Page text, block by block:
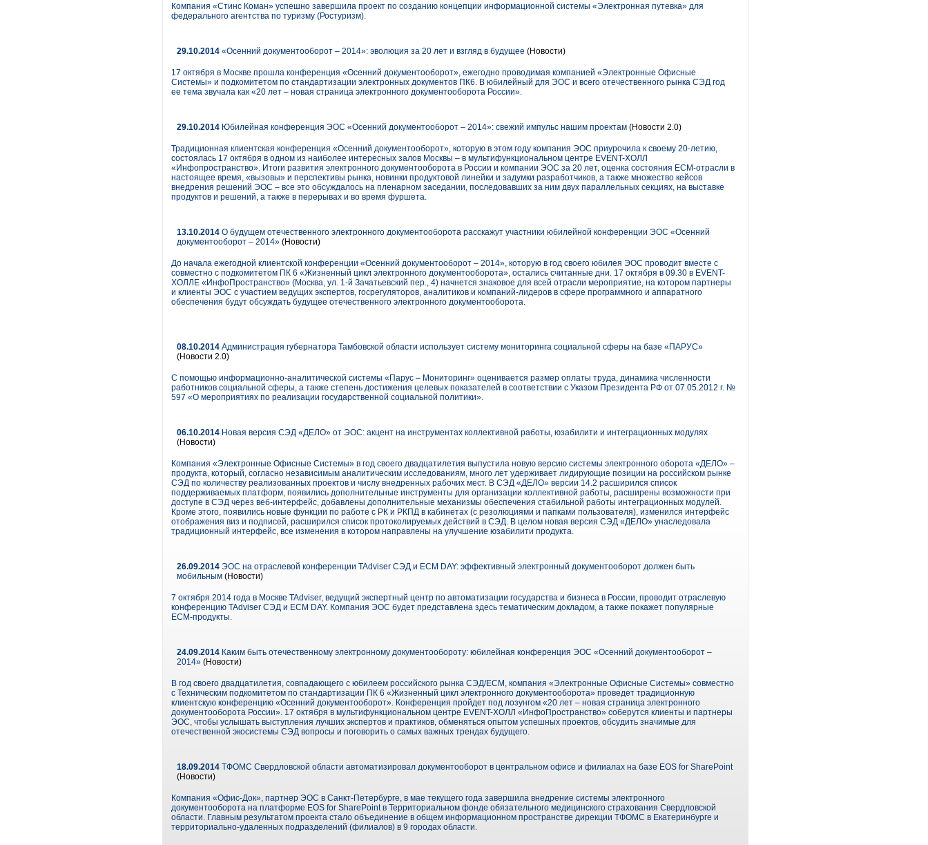
Компания «Стинс Коман» успешно завершила проект по созданию концепции информационной системы «Электронная путевка» для
федерального агентства по туризму (Ростуризм).
29.10.2014 «Осенний документооборот – 2014»: эволюция за 20 лет и взгляд в будущее (Новости)
17 октября в Москве прошла конференция «Осенний документооборот», ежегодно проводимая компанией «Электронные Офисные
Системы» и подкомитетом по стандартизации электронных документов ПК6. В юбилейный для ЭОС и всего отечественного рынка СЭД год
ее тема звучала как «20 лет – новая страница электронного документооборота России».
29.10.2014 Юбилейная конференция ЭОС «Осенний документооборот – 2014»: свежий импульс нашим проектам (Новости 2.0)
Традиционная клиентская конференция «Осенний документооборот», которую в этом году компания ЭОС приурочила к своему 20-летию,
состоялась 17 октября в одном из наиболее интересных залов Москвы – в мультифункциональном центре EVENT-ХОЛЛ
«Инфопространство». Итоги развития электронного документооборота в России и компании ЭОС за 20 лет, оценка состояния ECM-отрасли в
настоящее время, «вызовы» и перспективы рынка, новинки продуктовой линейки и задумки разработчиков, а также множество кейсов
внедрения решений ЭОС – все это обсуждалось на пленарном заседании, последовавших за ним двух параллельных секциях, на выставке
продуктов и решений, а также в перерывах и во время фуршета.
13.10.2014 О будущем отечественного электронного документооборота расскажут участники юбилейной конференции ЭОС «Осенний
документооборот – 2014» (Новости)
До начала ежегодной клиентской конференции «Осенний документооборот – 2014», которую в год своего юбилея ЭОС проводит вместе с
совместно с подкомитетом ПК 6 «Жизненный цикл электронного документооборота», остались считанные дни. 17 октября в 09.30 в EVENT-
ХОЛЛЕ «ИнфоПространство» (Москва, ул. 1-й Зачатьевский пер., 4) начнется знаковое для всей отрасли мероприятие, на котором партнеры
и клиенты ЭОС с участием ведущих экспертов, госрегуляторов, аналитиков и компаний-лидеров в сфере программного и аппаратного
обеспечения будут обсуждать будущее отечественного электронного документооборота.
08.10.2014 Администрация губернатора Тамбовской области использует систему мониторинга социальной сферы на базе «ПАРУС»
(Новости 2.0)
С помощью информационно-аналитической системы «Парус – Мониторинг» оценивается размер оплаты труда, динамика численности
работников социальной сферы, а также степень достижения целевых показателей в соответствии с Указом Президента РФ от 07.05.2012 г. №
597 «О мероприятиях по реализации государственной социальной политики».
06.10.2014 Новая версия СЭД «ДЕЛО» от ЭОС: акцент на инструментах коллективной работы, юзабилити и интеграционных модулях
(Новости)
Компания «Электронные Офисные Системы» в год своего двадцатилетия выпустила новую версию системы электронного оборота «ДЕЛО» –
продукта, который, согласно независимым аналитическим исследованиям, много лет удерживает лидирующие позиции на российском рынке
СЭД по количеству реализованных проектов и числу внедренных рабочих мест. В СЭД «ДЕЛО» версии 14.2 расширился список
поддерживаемых платформ, появились дополнительные инструменты для организации коллективной работы, расширены возможности при
доступе в СЭД через веб-интерфейс, добавлены дополнительные механизмы обеспечения стабильной работы интеграционных модулей.
Кроме этого, появились новые функции по работе с РК и РКПД в кабинетах (с резолюциями и папками пользователя), изменился интерфейс
отображения виз и подписей, расширился список протоколируемых действий в СЭД. В целом новая версия СЭД «ДЕЛО» унаследовала
традиционный интерфейс, все изменения в котором направлены на улучшение юзабилити продукта.
26.09.2014 ЭОС на отраслевой конференции TAdviser СЭД и ECM DAY: эффективный электронный документооборот должен быть
мобильным (Новости)
7 октября 2014 года в Москве TAdviser, ведущий экспертный центр по автоматизации государства и бизнеса в России, проводит отраслевую
конференцию TAdviser СЭД и ECM DAY. Компания ЭОС будет представлена здесь тематическим докладом, а также покажет популярные
ЕСМ-продукты.
24.09.2014 Каким быть отечественному электронному документообороту: юбилейная конференция ЭОС «Осенний документооборот –
2014» (Новости)
В год своего двадцатилетия, совпадающего с юбилеем российского рынка СЭД/ECM, компания «Электронные Офисные Системы» совместно
с Техническим подкомитетом по стандартизации ПК 6 «Жизненный цикл электронного документооборота» проведет традиционную
клиентскую конференцию «Осенний документооборот». Конференция пройдет под лозунгом «20 лет – новая страница электронного
документооборота России». 17 октября в мультифункциональном центре EVENT-ХОЛЛ «ИнфоПространство» соберутся клиенты и партнеры
ЭОС, чтобы услышать выступления лучших экспертов и практиков, обменяться опытом успешных проектов, обсудить значимые для
отечественной экосистемы СЭД вопросы и поговорить о самых важных трендах будущего.
18.09.2014 ТФОМС Свердловской области автоматизировал документооборот в центральном офисе и филиалах на базе EOS for SharePoint
(Новости)
Компания «Офис-Док», партнер ЭОС в Санкт-Петербурге, в мае текущего года завершила внедрение системы электронного
документооборота на платформе EOS for SharePoint в Территориальном фонде обязательного медицинского страхования Свердловской
области. Главным результатом проекта стало объединение в общем информационном пространстве дирекции ТФОМС в Екатеринбурге и
территориально-удаленных подразделений (филиалов) в 9 городах области.